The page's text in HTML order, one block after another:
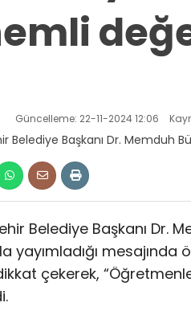
Güncelleme: 22-11-2024 12:06
Belediye Başkanı Dr.
yayımladığı
çekerek,